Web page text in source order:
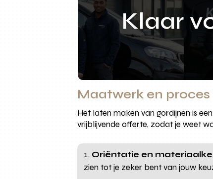
Klaar
Maatwerk en
Het laten maken van gordijnen is
vrijblijvende offerte, zodat je weet
Oriëntatie en
zien tot je zeker bent van jouw